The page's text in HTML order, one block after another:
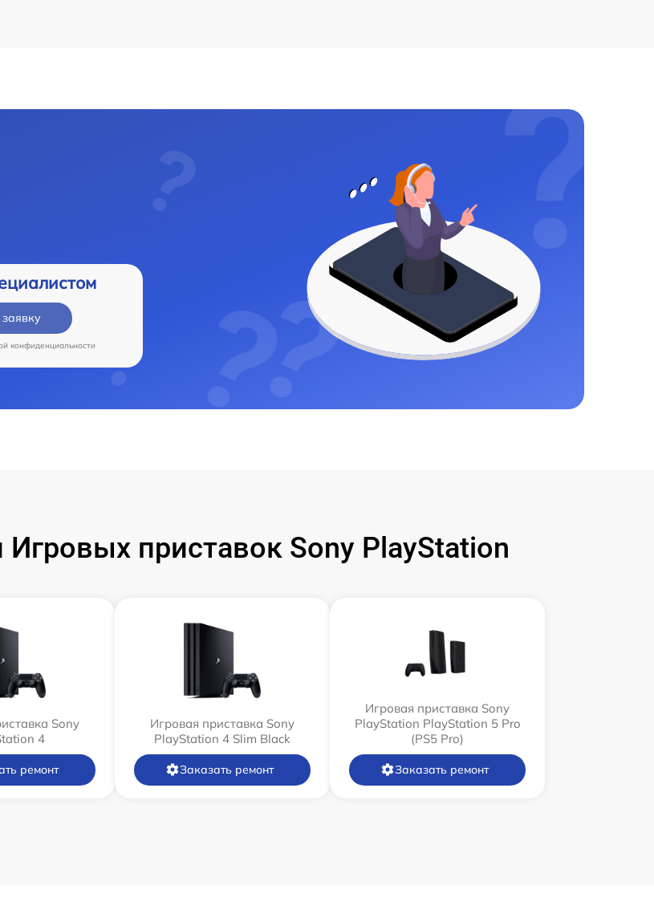
конфиденциальности
приставок Sony PlayStation
Sony
4
ремонт
Игровая приставка Sony
PlayStation 4 Slim Black
Заказать ремонт
Игровая приставка Sony
PlayStation PlayStation 5 Pro
(PS5 Pro)
Заказать ремонт